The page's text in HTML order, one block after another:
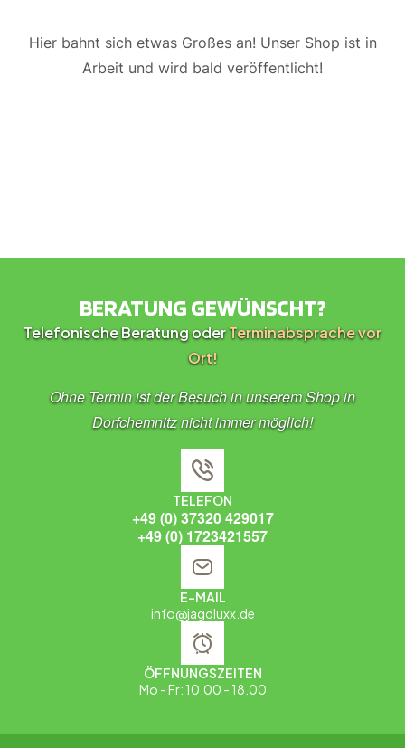
Hier bahnt sich etwas Großes an! Unser Shop ist in
Arbeit und wird bald veröffentlicht!
BERATUNG GEWÜNSCHT?
Telefonische Beratung oderTerminabsprache vor
Ort!
Ohne Termin ist der Besuch in unserem Shop in
Dorfchemnitz nicht immer möglich!
TELEFON
+49 (0) 37320 429017
+49 (0) 1723421557
E-MAIL
info@jagdluxx.de
ÖFFNUNGSZEITEN
Mo - Fr: 10.00 - 18.00